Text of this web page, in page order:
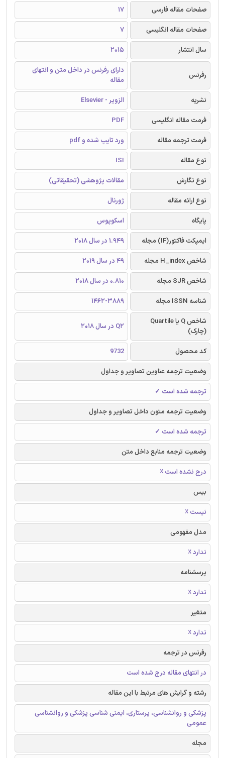
صفحات مقاله فارسی
17
صفحات مقاله انگلیسی
7
سال انتشار
2015
رفرنس
دارای رفرنس در داخل متن و انتهای
مقاله
نشریه
الزویر - Elsevier
فرمت مقاله انگلیسی
PDF
فرمت ترجمه مقاله
ورد تایپ شده و pdf
نوع مقاله
ISI
نوع نگارش
مقالات پژوهشی (تحقیقاتی)
نوع ارائه مقاله
ژورنال
پایگاه
اسکوپوس
ایمپکت فاکتور(IF) مجله
1.949 در سال 2018
شاخص H_index مجله
49 در سال 2019
شاخص SJR مجله
0.810 در سال 2018
شناسه ISSN مجله
1462-3889
شاخص Q یا Quartile
(چارک)
Q2 در سال 2018
کد محصول
9732
وضعیت ترجمه عناوین تصاویر و جداول
ترجمه شده است ✓
وضعیت ترجمه متون داخل تصاویر و جداول
ترجمه شده است ✓
وضعیت ترجمه منابع داخل متن
درج نشده است ☓
بیس
نیست ☓
مدل مفهومی
ندارد ☓
پرسشنامه
ندارد ☓
متغیر
ندارد ☓
رفرنس در ترجمه
در انتهای مقاله درج شده است
رشته و گرایش های مرتبط با این مقاله
پزشکی و روانشناسی، پرستاری، ایمنی شناسی پزشکی و روانشناسی
عمومی
مجله